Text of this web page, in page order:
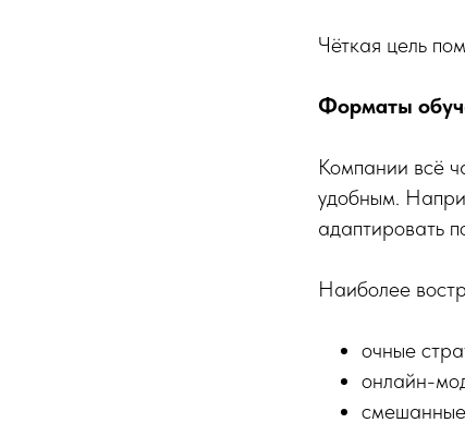
Чёткая цель
Форматы
Компании всё
удобным.
адаптировать
Наиболее
очные
онлайн-